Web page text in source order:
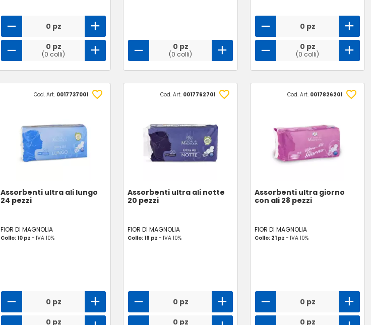
0 pz
0 pz
(0 colli)
0 pz
(0 colli)
0 pz
0 pz
(0 colli)
Cod. Art. 0017737001
Assorbenti ultra ali lungo
24 pezzi
FIOR DI MAGNOLIA
Collo: 10 pz - IVA 10%
0 pz
0 pz
Cod. Art. 0017762701
Assorbenti ultra ali notte
20 pezzi
FIOR DI MAGNOLIA
Collo: 16 pz - IVA 10%
0 pz
0 pz
Cod. Art. 0017826201
Assorbenti ultra giorno
con ali 28 pezzi
FIOR DI MAGNOLIA
Collo: 21 pz - IVA 10%
0 pz
0 pz